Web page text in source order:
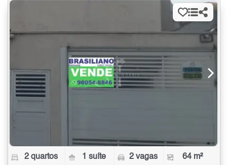
2 quartos 1 suíte 2 vagas 64 m²